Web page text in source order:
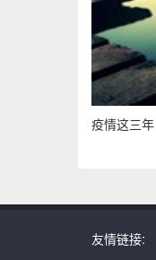
疫情这三年
友情链接: